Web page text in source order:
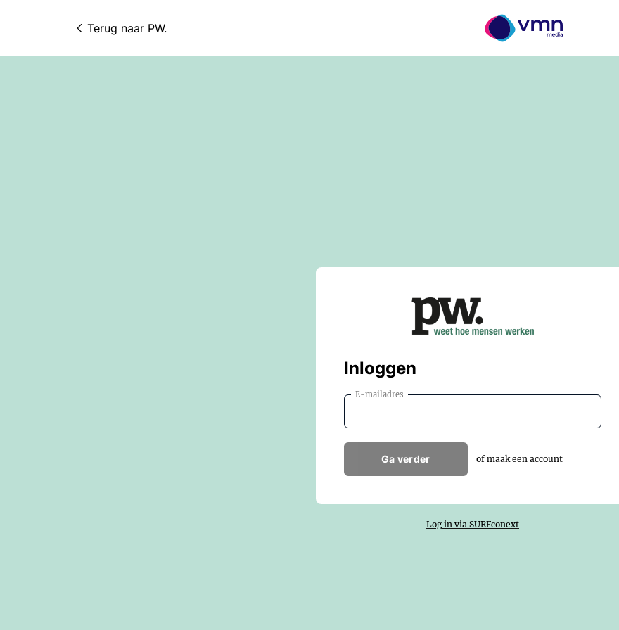
Terug naar PW.
Inloggen
E-mailadres
Ga verder of maak een account
Log in via SURFconext